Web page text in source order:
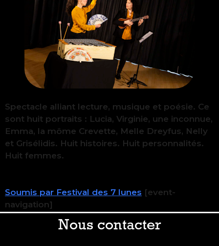
Spectacle alliant lecture, musique et poésie. Ce
sont huit portraits : Lucia, Virginie, une inconnue,
Emma, la môme Crevette, Melle Dreyfus, Nelly
et Grisélidis. Huit histoires. Huit personnalités.
Huit femmes.
Soumis par Festival des 7 lunes [event-
navigation]
Nous contacter